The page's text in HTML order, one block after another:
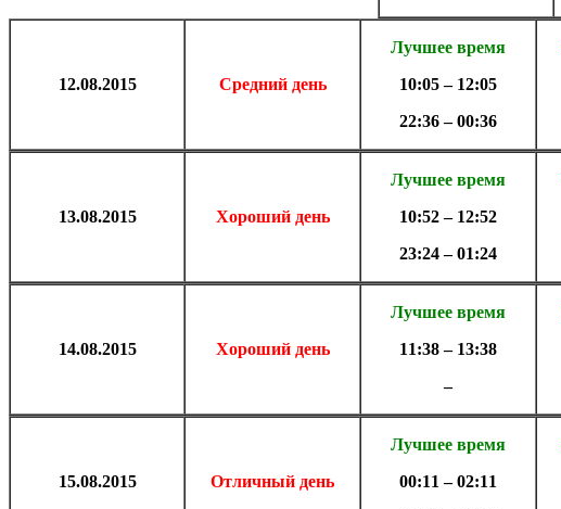
12.08.2015 Средний день
Лучшее время
10:05 – 12:05
22:36 – 00:36
13.08.2015 Хороший день
Лучшее время
10:52 – 12:52
23:24 – 01:24
14.08.2015 Хороший день
Лучшее время
11:38 – 13:38
–
15.08.2015 Отличный день
Лучшее время
00:11 – 02:11